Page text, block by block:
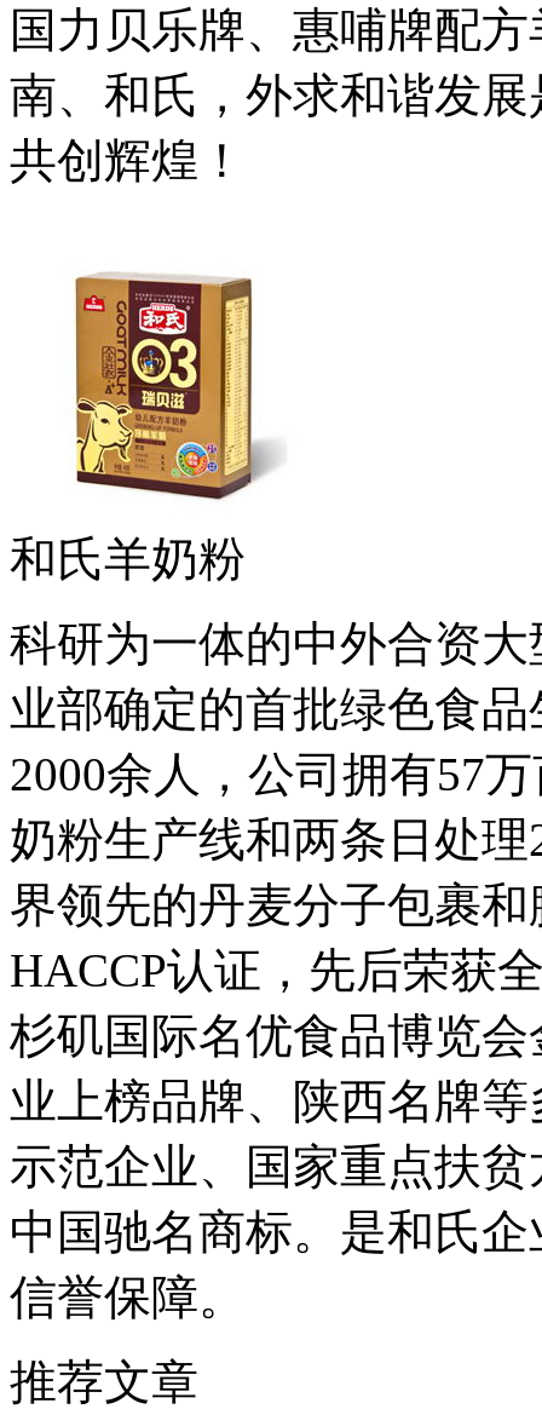
国力贝乐牌、惠哺牌配
南、和氏，外求和谐发
共创辉煌！
和氏羊奶粉
科研为一体的中外合资
业部确定的首批绿色食
2000余人，公司拥有57
奶粉生产线和两条日处
界领先的丹麦分子包裹
HACCP认证，先后荣获
杉矶国际名优食品博览
业上榜品牌、陕西名牌
示范企业、国家重点扶
中国驰名商标。是和氏
信誉保障。
推荐文章